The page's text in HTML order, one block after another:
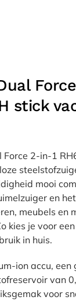
stick
Force 2-in-1
mooi
en
meubels en
kies je voor
in huis.
ion accu,
van
voor